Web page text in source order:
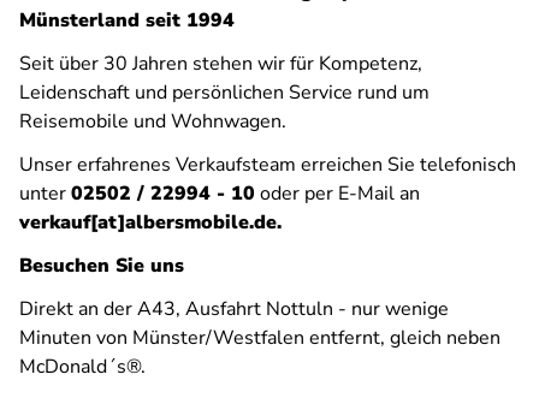
Münsterland seit 1994
Seit über 30 Jahren stehen wir für Kompetenz,
Leidenschaft und persönlichen Service rund um
Reisemobile und Wohnwagen.
Unser erfahrenes Verkaufsteam erreichen Sie telefonisch
unter02502 / 22994 - 10 oder per E-Mail an
verkauf[at]albersmobile.de.
Besuchen Sie uns
Direkt an der A43, Ausfahrt Nottuln - nur wenige
Minuten von Münster/Westfalen entfernt, gleich neben
McDonald´s®.